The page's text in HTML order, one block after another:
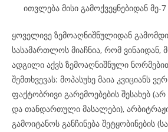
ითვლება მისი გამოქვეყნებიდან მე-
ყოველივე ზემოაღნიშნულიდან
სასამართლოს მიაჩნია, რომ ვინაიდან,
ადგილი აქვს ზემოაღნიშნული
შემთხვევას: მოპასუხე მაია კვიციანს
ფაქტობრივი გარემოებების შესახებ
და თანდართული მასალები),
გამოიტანოს განჩინება შეტყობინების